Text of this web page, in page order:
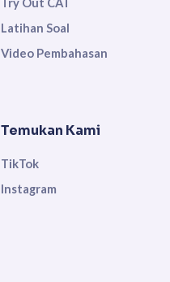
Latihan Soal
Video Pembahasan
Temukan Kami
TikTok
Instagram